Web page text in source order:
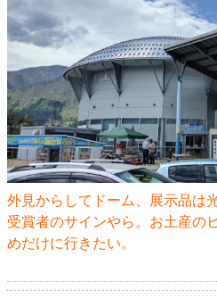
外見からしてドーム、展示品は
受賞者のサインやら。お土産の
めだけに行きたい。